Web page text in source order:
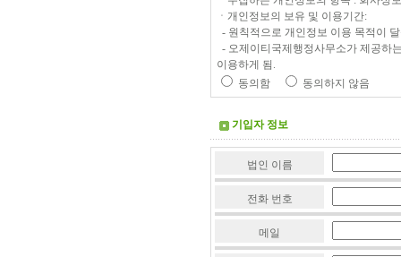
ㆍ개인정보의 보유 및 이용기간:
- 원칙적으로 개인정보 이용 목적이
- 오제이티국제행정사무소가 제공하
이용하게 됨.
동의함
동의하지 않음
기입자 정보
법인 이름
전화 번호
메일